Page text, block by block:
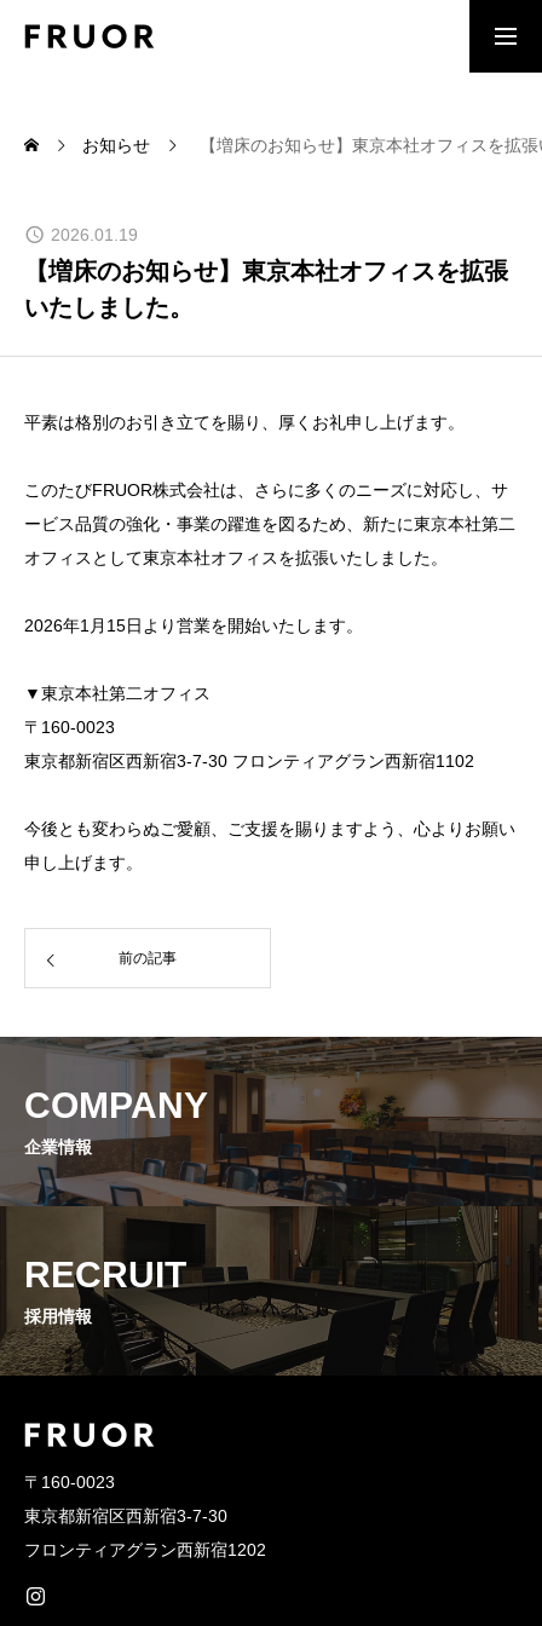
挑戦をチャンスに変える、新しい時代へ。
SERVICE
夢を追いかける仲間と共に、次の一歩を。
COMPANY
未来を変える、今ここに。
情報の本質を追求する。
CONTACT
お客様の声を大切に、迅速かつ丁寧に対応します。
お知らせ 【増床のお知らせ】東京本社オフィスを拡
2026.01.19
【増床のお知らせ】東京本社オフィスを拡張
いたしました。
平素は格別のお引き立てを賜り、厚くお礼申し上げます。
このたびFRUOR株式会社は、さらに多くのニーズに対応し、サ
ービス品質の強化・事業の躍進を図るため、新たに東京本社第二
オフィスとして東京本社オフィスを拡張いたしました。
2026年1月15日より営業を開始いたします。
▼東京本社第二オフィス
〒160-0023
東京都新宿区西新宿3-7-30 フロンティアグラン西新宿1102
今後とも変わらぬご愛顧、ご支援を賜りますよう、心よりお願い
申し上げます。
前の記事
COMPANY
企業情報
RECRUIT
採用情報
〒160-0023
東京都新宿区西新宿3-7-30
フロンティアグラン西新宿1202